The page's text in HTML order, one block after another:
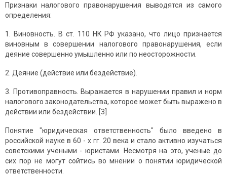
Признаки налогового правонарушения выводятся из самого
определения:
1. Виновность. В ст. 110 НК РФ указано, что лицо признается
виновным в совершении налогового правонарушения, если
деяние совершенно умышленно или по неосторожности.
2. Деяние (действие или бездействие).
3. Противоправность. Выражается в нарушении правил и норм
налогового законодательства, которое может быть выражено в
действии или бездействии. [3]
Понятие "юридическая ответственность" было введено в
российской науке в 60 - х гг. 20 века и стало активно изучаться
советскими учеными - юристами. Несмотря на это, ученые до
сих пор не могут сойтись во мнении о понятии юридической
ответственности.